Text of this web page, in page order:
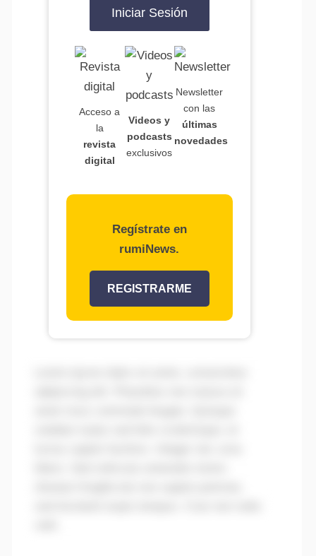
Iniciar Sesión
Acceso a
la
revista
digital
Videos y
podcasts
exclusivos
Newsletter
con las
últimas
novedades
Regístrate en
rumiNews.
REGISTRARME